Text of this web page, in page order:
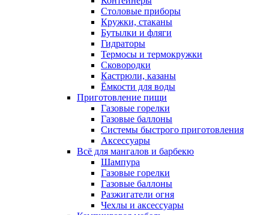
Столовые приборы
Кружки, стаканы
Бутылки и фляги
Гидраторы
Термосы и термокружки
Сковородки
Кастрюли, казаны
Ёмкости для воды
Приготовление пищи
Газовые горелки
Газовые баллоны
Системы быстрого приготовления
Аксессуары
Всё для мангалов и барбекю
Шампура
Газовые горелки
Газовые баллоны
Разжигатели огня
Чехлы и аксессуары